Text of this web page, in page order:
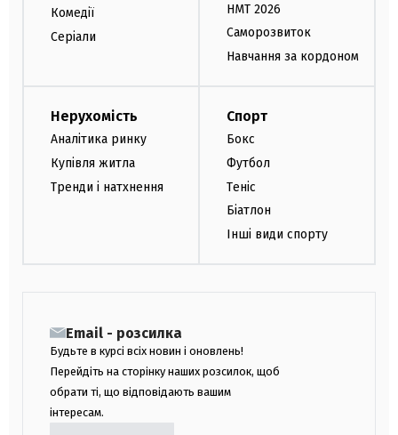
Комедії
Серіали
НМТ 2026
Саморозвиток
Навчання за кордоном
Нерухомість
Аналітика ринку
Купівля житла
Тренди і натхнення
Спорт
Бокс
Футбол
Теніс
Біатлон
Інші види спорту
Email - розсилка
Будьте в курсі всіх новин і оновлень!
Перейдіть на сторінку наших розсилок, щоб
обрати ті, що відповідають вашим
інтересам.